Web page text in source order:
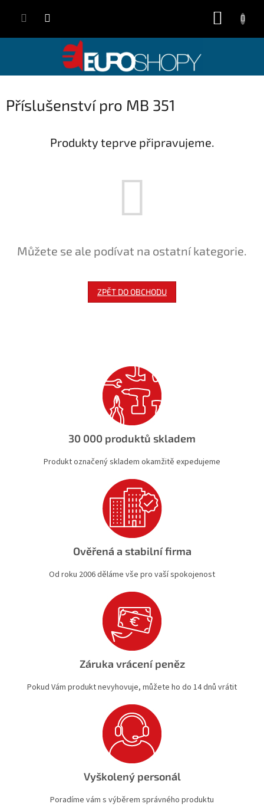
Příslušenství pro MB 351
Produkty teprve připravujeme.
Můžete se ale podívat na ostatní kategorie.
ZPĚT DO OBCHODU
30 000 produktů skladem
Produkt označený skladem okamžitě expedujeme
Ověřená a stabilní firma
Od roku 2006 děláme vše pro vaší spokojenost
Záruka vrácení peněz
Pokud Vám produkt nevyhovuje, můžete ho do 14 dnů vrátit
Vyškolený personál
Poradíme vám s výběrem správného produktu